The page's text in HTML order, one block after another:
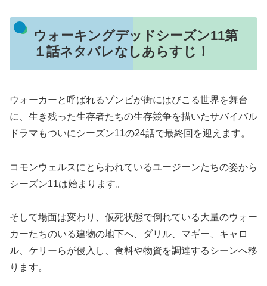
ウォーキングデッドシーズン11第
１話ネタバレなしあらすじ！
ウォーカーと呼ばれるゾンビが街にはびこる世界を舞台
に、生き残った生存者たちの生存競争を描いたサバイバル
ドラマもついにシーズン11の24話で最終回を迎えます。
コモンウェルスにとらわれているユージーンたちの姿から
シーズン11は始まります。
そして場面は変わり、仮死状態で倒れている大量のウォー
カーたちのいる建物の地下へ、ダリル、マギー、キャロ
ル、ケリーらが侵入し、食料や物資を調達するシーンへ移
ります。